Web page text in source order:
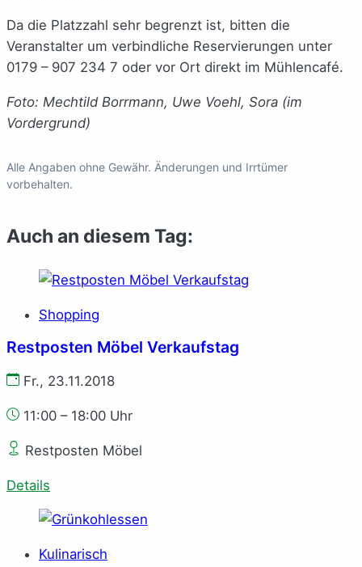
Da die Platzzahl sehr begrenzt ist, bitten die
Veranstalter um verbindliche Reservierungen unter
0179 – 907 234 7 oder vor Ort direkt im Mühlencafé.
Foto: Mechtild Borrmann, Uwe Voehl, Sora (im
Vordergrund)
Alle Angaben ohne Gewähr. Änderungen und Irrtümer
vorbehalten.
Auch an diesem Tag:
Shopping
Restposten Möbel Verkaufstag
Fr., 23.11.2018
11:00 – 18:00 Uhr
Restposten Möbel
Details
Kulinarisch